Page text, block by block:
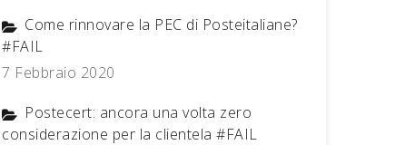
Come rinnovare la PEC di Posteitaliane?
#FAIL
7 Febbraio 2020
Postecert: ancora una volta zero
considerazione per la clientela #FAIL